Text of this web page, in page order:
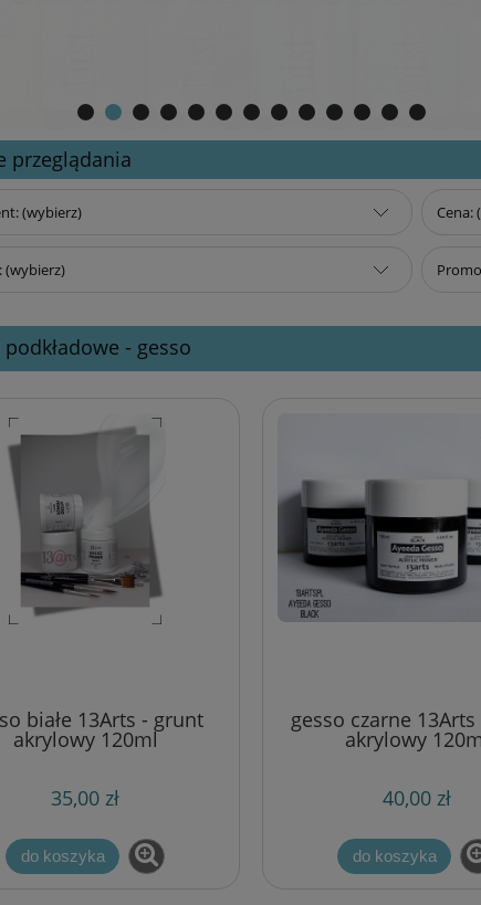
przeglądania
(wybierz) Cena:
(wybierz)
- gesso
białe 13Arts - grunt
akrylowy 120ml
35,00 zł
do koszyka
gesso czarne
akrylowy
40,00 zł
do koszyka